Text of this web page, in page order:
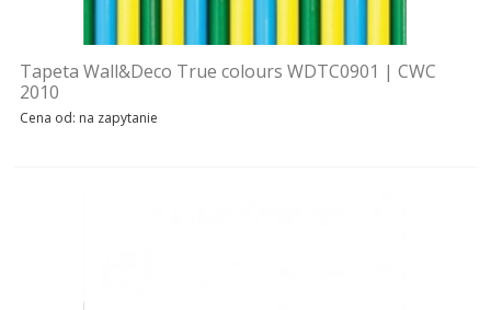
Tapeta Wall&Deco True colours WDTC0901 | CWC
2010
Cena od: na zapytanie